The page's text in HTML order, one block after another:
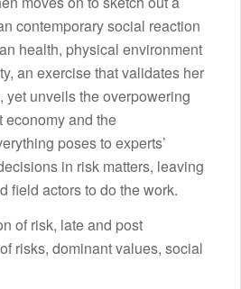
contemporary social reaction
health, physical environment
an exercise that validates her
yet unveils the overpowering
economy and the
poses to experts’
in risk matters, leaving
field actors to do the work.
of risk, late and post
risks, dominant values, social